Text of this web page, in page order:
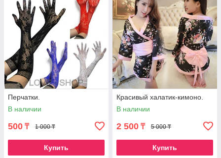
Перчатки.
В наличии
500 ₸ 1 000 ₸
Купить
Красивый халатик-кимоно.
В наличии
2 500 ₸ 5 000 ₸
Купить